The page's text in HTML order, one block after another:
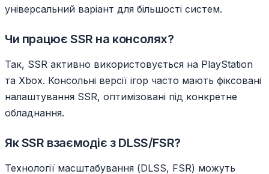
універсальний варіант для більшості систем.
Чи працює SSR на консолях?
Так, SSR активно використовується на PlayStation
та Xbox. Консольні версії ігор часто мають фіксовані
налаштування SSR, оптимізовані під конкретне
обладнання.
Як SSR взаємодіє з DLSS/FSR?
Технології масштабування (DLSS, FSR) можуть